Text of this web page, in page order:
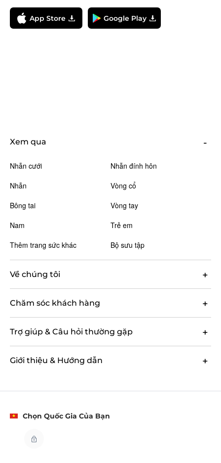
App Store Google Play
Xem qua
Nhẫn cưới
Nhẫn đính hôn
Nhẫn
Vòng cổ
Bông tai
Vòng tay
Nam
Trẻ em
Thêm trang sức khác
Bộ sưu tập
Về chúng tôi
Chăm sóc khách hàng
Trợ giúp & Câu hỏi thường gặp
Giới thiệu & Hướng dẫn
Chọn Quốc Gia Của Bạn